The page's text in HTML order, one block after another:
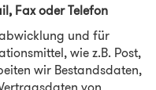
Fax oder Telefon
und für
wie z.B. Post,
wir Bestandsdaten,